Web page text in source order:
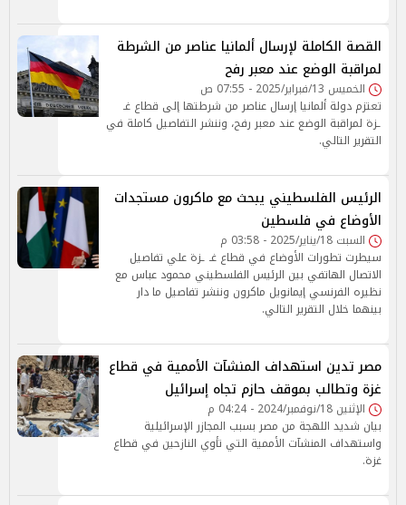
القصة الكاملة لإرسال ألمانيا عناصر من الشرطة
لمراقبة الوضع عند معبر رفح
الخميس 13/فبراير/2025 - 07:55 ص
تعتزم دولة ألمانيا إرسال عناصر من شرطتها إلى قطاع غـ
ـزة لمراقبة الوضع عند معبر رفح، وننشر التفاصيل كاملة في
التقرير التالي.
الرئيس الفلسطيني يبحث مع ماكرون مستجدات
الأوضاع في فلسطين
السبت 18/يناير/2025 - 03:58 م
سيطرت تطورات الأوضاع في قطاع غـ ـزة علي تفاصيل
الاتصال الهاتفي بين الرئيس الفلسطيني محمود عباس مع
نظيره الفرنسي إيمانويل ماكرون وننشر تفاصيل ما دار
بينهما خلال التقرير التالي.
مصر تدين استهداف المنشآت الأممية في قطاع
غزة وتطالب بموقف حازم تجاه إسرائيل
الإثنين 18/نوفمبر/2024 - 04:24 م
بيان شديد اللهجة من مصر بسبب المجازر الإسرائيلية
واستهداف المنشآت الأممية التي تأوي النازحين في قطاع
غزة.